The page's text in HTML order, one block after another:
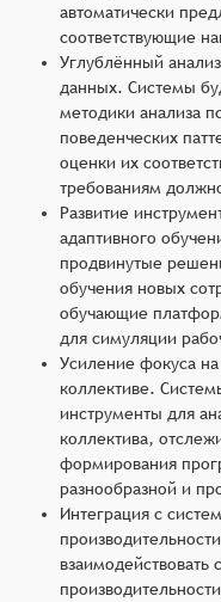
автоматически
соответствующие
Углублённый
данных. Системы
методики анализа
поведенческих
оценки их
требованиям
Развитие
адаптивного
продвинутые
обучения новых
обучающие
для симуляции
Усиление фокуса
коллективе.
инструменты для
коллектива,
формирования
разнообразной и
Интеграция с
взаимодействовать